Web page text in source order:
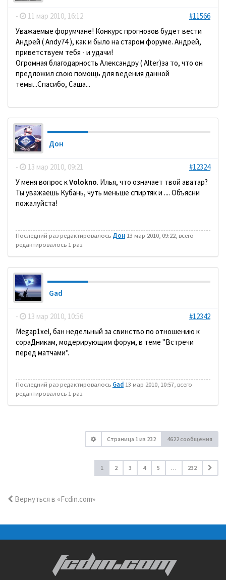
- 11 мар 2010, 16:12
#11566
Уважаемые форумчане! Конкурс прогнозов будет вести
Андрей ( Andy74 ), как и было на старом форуме. Андрей,
приветствуем тебя - и удачи!
Огромная благодарность Александру ( Alter)за то, что он
предложил свою помощь для ведения данной
темы...Спасибо, Саша...
Дон
- 13 мар 2010, 09:21
#12324
У меня вопрос кVolokno. Илья, что означает твой аватар?
Ты уважаешь Кубань, чуть меньше спиртяк и .... Объясни
пожалуйста!
Последний раз редактировалось Дон 13 мар 2010, 09:22, всего
редактировалось 1 раз.
Gad
- 13 мар 2010, 10:56
#12342
Megap1xel, бан недельный за свинство по отношению к
сораДникам, модерирующим форум, в теме "Встречи
перед матчами".
Последний раз редактировалось Gad 13 мар 2010, 10:57, всего
редактировалось 1 раз.
Страница 1из 232 4622 сообщения
1 2 3 4 5 … 232
Вернуться в «Fcdin.com»
FCDIN.COM